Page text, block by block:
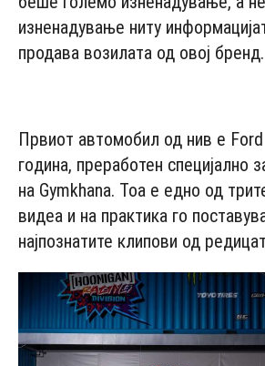
изненадување ниту
продава возилата од овој бренд.
Првиот автомобил од нив е
гoдинa, преработен специјално
на Gymkhаnа. Тоа е едно од
видеа и на практика го
најпознатите клипови од